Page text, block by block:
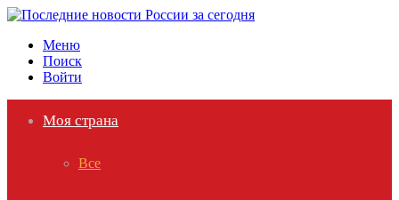
Меню
Поиск
Войти
Моя страна
Все